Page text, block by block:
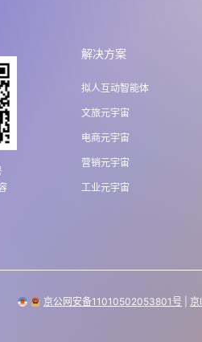
解决方案
拟人互动智能体
文旅元宇宙
电商元宇宙
营销元宇宙
工业元宇宙
京公网安备11010502053801号